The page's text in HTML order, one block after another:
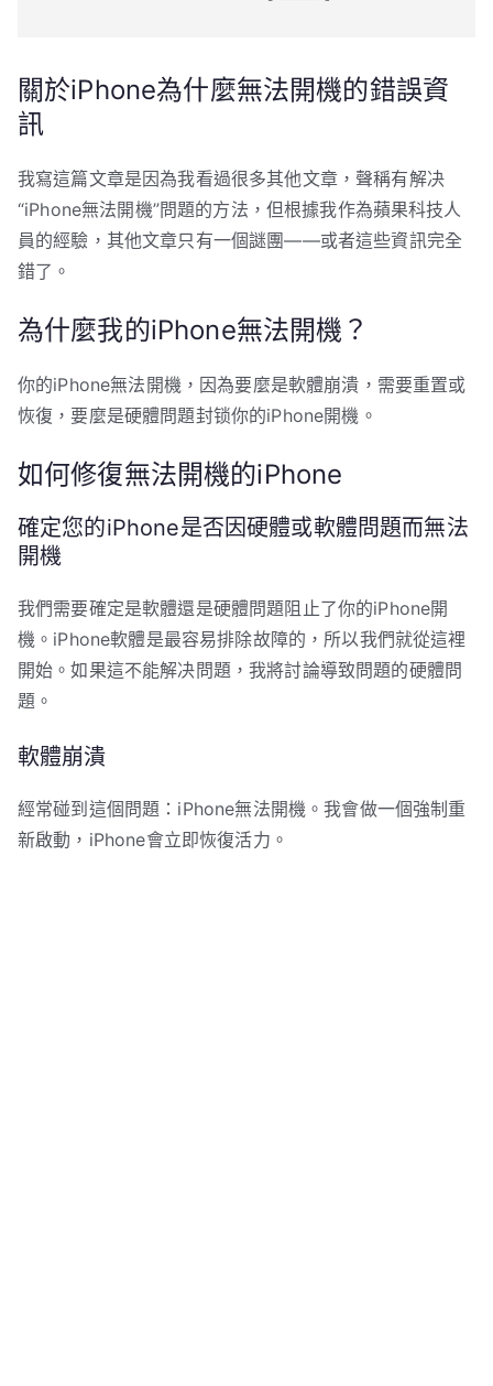
關於iPhone為什麼無法開機的錯誤資
訊
我寫這篇文章是因為我看過很多其他文章，聲稱有解决
“iPhone無法開機”問題的方法，但根據我作為蘋果科技人
員的經驗，其他文章只有一個謎團——或者這些資訊完全
錯了。
為什麼我的iPhone無法開機？
你的iPhone無法開機，因為要麼是軟體崩潰，需要重置或
恢復，要麼是硬體問題封锁你的iPhone開機。
如何修復無法開機的iPhone
確定您的iPhone是否因硬體或軟體問題而無法
開機
我們需要確定是軟體還是硬體問題阻止了你的iPhone開
機。iPhone軟體是最容易排除故障的，所以我們就從這裡
開始。如果這不能解决問題，我將討論導致問題的硬體問
題。
軟體崩潰
經常碰到這個問題：iPhone無法開機。我會做一個強制重
新啟動，iPhone會立即恢復活力。